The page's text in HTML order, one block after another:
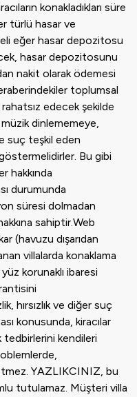
konakladıkları süre
türlü hasar ve
eğer hasar depozitosu
hasar depozitosunu
nakit olarak ödemesi
toplumsal
edecek şekilde
dinlememeye,
suç teşkil eden
Bu gibi
hakkında
durumunda
süresi dolmadan
sahiptir.Web
(havuzu dışarıdan
villalarda konaklama
yüz korunaklı ibaresi
hırsızlık ve diğer suç
konusunda, kiracılar
kendileri
YAZLIKCINIZ, bu
tutulamaz. Müşteri villa